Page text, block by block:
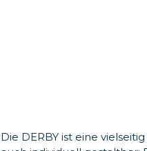
Die DERBY ist eine